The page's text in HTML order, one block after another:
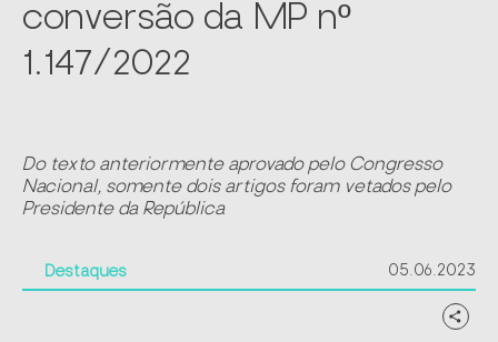
conversão da MP nº
1.147/2022
Do texto anteriormente aprovado pelo Congresso
Nacional, somente dois artigos foram vetados pelo
Presidente da República
Destaques 05.06.2023